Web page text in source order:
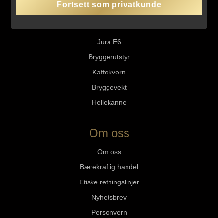
Jura E6
Bryggerutstyr
Kaffekvern
Bryggevekt
Hellekanne
Om oss
Om oss
Bærekraftig handel
Etiske retningslinjer
Nyhetsbrev
Personvern
Fortsett som privatkunde